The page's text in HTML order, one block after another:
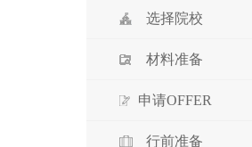
选择院校
材料准备
申请OFFER
行前准备